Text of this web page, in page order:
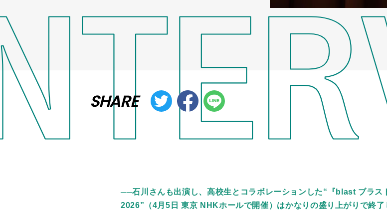
SHARE
──⽯川さんも出演し、高校生とコラボレーションした“『blast ブラ
2026”（4月5日 東京 NHKホールで開催）はかなりの盛り上がりで終